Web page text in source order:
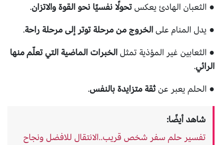
● الثعبان الهادئ يعكستحولًا نفسيًا نحو القوة والاتزان.
● يدل المنام علىالخروج من مرحلة توتر إلى مرحلة راحة.
● الثعابين غير المؤذية تمثلالخبرات الماضية التي تعلّم منها
الرائي.
● الحلم يعبر عنثقة متزايدة بالنفس.
شاهد أيضًا:
تفسير حلم سفر شخص قريب..الانتقال للافضل ونجاح